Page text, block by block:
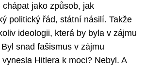
jako způsob, jak
politický řád, státní násilí. Takže
ideologii, která by byla v zájmu
snad fašismus v zájmu
Hitlera k moci? Nebyl. A